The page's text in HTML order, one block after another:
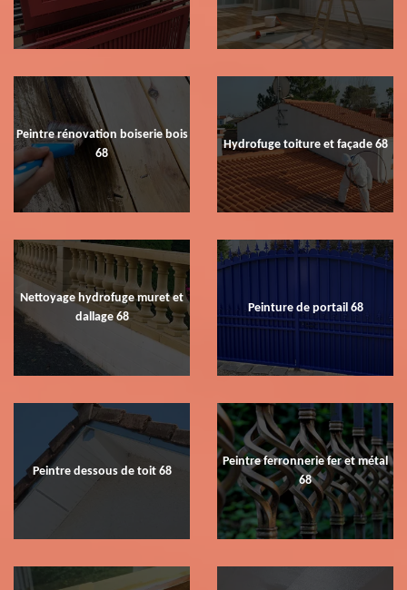
Peintre rénovation boiserie bois
68
Hydrofuge toiture et façade 68
Nettoyage hydrofuge muret et
dallage 68
Peinture de portail 68
Peintre dessous de toit 68
Peintre ferronnerie fer et métal
68